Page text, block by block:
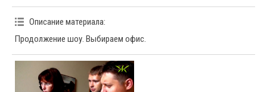
Описание материала:
Продолжение шоу. Выбираем офис.